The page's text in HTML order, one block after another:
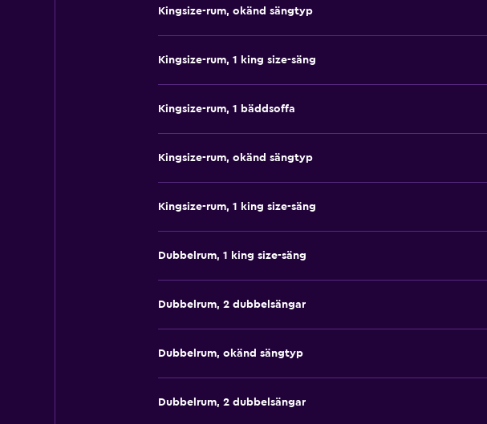
Kingsize-rum, okänd sängtyp
Kingsize-rum, 1 king size-säng
Kingsize-rum, 1 bäddsoffa
Kingsize-rum, okänd sängtyp
Kingsize-rum, 1 king size-säng
Dubbelrum, 1 king size-säng
Dubbelrum, 2 dubbelsängar
Dubbelrum, okänd sängtyp
Dubbelrum, 2 dubbelsängar